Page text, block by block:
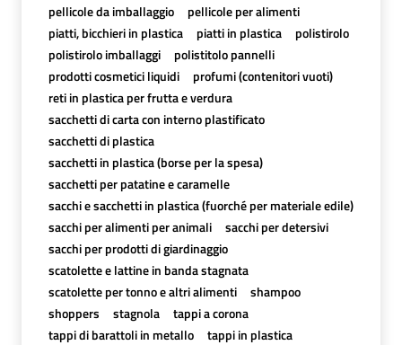
pellicole da imballaggio
pellicole per alimenti
piatti, bicchieri in plastica
piatti in plastica
polistirolo
polistirolo imballaggi
polistitolo pannelli
prodotti cosmetici liquidi
profumi (contenitori vuoti)
reti in plastica per frutta e verdura
sacchetti di carta con interno plastificato
sacchetti di plastica
sacchetti in plastica (borse per la spesa)
sacchetti per patatine e caramelle
sacchi e sacchetti in plastica (fuorché per materiale edile)
sacchi per alimenti per animali
sacchi per detersivi
sacchi per prodotti di giardinaggio
scatolette e lattine in banda stagnata
scatolette per tonno e altri alimenti
shampoo
shoppers
stagnola
tappi a corona
tappi di barattoli in metallo
tappi in plastica